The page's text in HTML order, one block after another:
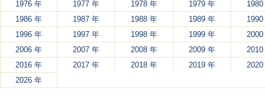
1976 年
1977 年 1978 年 1979 年
1986 年
1987 年 1988 年 1989 年
1996 年
1997 年 1998 年 1999 年
2000
2006 年
2007 年 2008 年 2009 年
2010
2016 年
2017 年 2018 年 2019 年
2020
2026 年